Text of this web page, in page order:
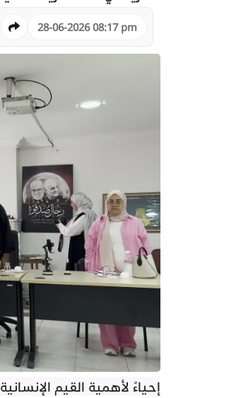
28-06-2026 08:17 pm
إحياءً لأهمية القيم